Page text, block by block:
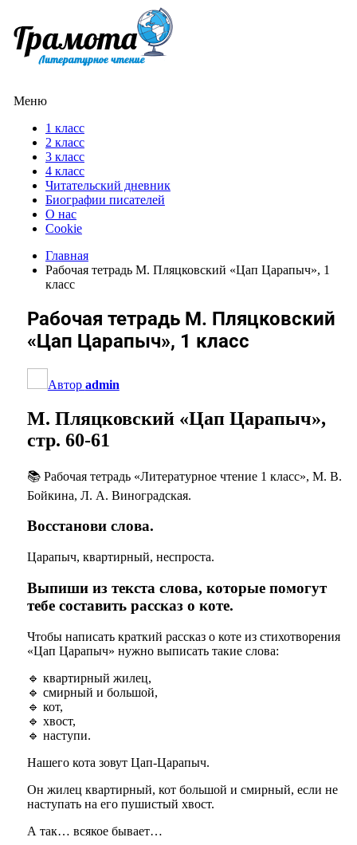
Меню
1 класс
2 класс
3 класс
4 класс
Читательский дневник
Биографии писателей
О нас
Cookie
Главная
Рабочая тетрадь М. Пляцковский «Цап Царапыч», 1
класс
Рабочая тетрадь М. Пляцковский
«Цап Царапыч», 1 класс
Автор admin
М. Пляцковский «Цап Царапыч»,
стр. 60-61
📚 Рабочая тетрадь «Литературное чтение 1 класс», М. В.
Бойкина, Л. А. Виноградская.
Восстанови слова.
Царапыч, квартирный, неспроста.
Выпиши из текста слова, которые помогут
тебе составить рассказ о коте.
Чтобы написать краткий рассказ о коте из стихотворения
«Цап Царапыч» нужно выписать такие слова:
🔹 квартирный жилец,
🔹 смирный и большой,
🔹 кот,
🔹 хвост,
🔹 наступи.
Нашего кота зовут Цап-Царапыч.
Он жилец квартирный, кот большой и смирный, если не
наступать на его пушистый хвост.
А так… всякое бывает…